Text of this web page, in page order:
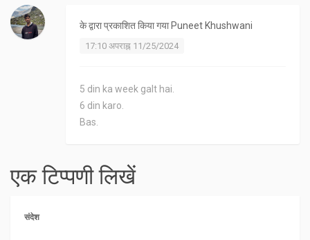
के द्वारा प्रकाशित किया गया Puneet Khushwani
17:10 अपराह्न 11/25/2024
5 din ka week galt hai.
6 din karo.
Bas.
एक टिप्पणी लिखें
संदेश